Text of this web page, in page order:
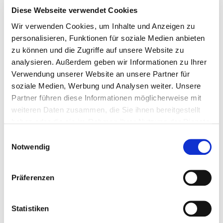
Diese Webseite verwendet Cookies
Wir verwenden Cookies, um Inhalte und Anzeigen zu
personalisieren, Funktionen für soziale Medien anbieten
zu können und die Zugriffe auf unsere Website zu
analysieren. Außerdem geben wir Informationen zu Ihrer
Verwendung unserer Website an unsere Partner für
soziale Medien, Werbung und Analysen weiter. Unsere
Partner führen diese Informationen möglicherweise mit
weiteren Daten zusammen, die Sie ihnen bereitgestellt
Cookies, wenn Sie unsere Webseite weiterhin nutzen.
Notwendig
Präferenzen
Statistiken
Buchen Sie die Online-Prüfung genau wie ein
Seminar.Nach erfolgreicher Buchung liegt die
Anmeldung zur Prüfung wie jedes Seminar auch
den Button „Teilnehmen“ können Sie sich direkt für
Bestandteile und Ablauf Ihrer Prüfung